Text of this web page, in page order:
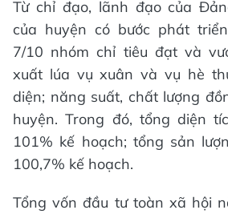
Từ chỉ đạo, lãnh đạo của
của huyện có bước phát
7/10 nhóm chỉ tiêu đạt và
xuất lúa vụ xuân và vụ hè
diện; năng suất, chất lượng
huyện. Trong đó, tổng diện
101% kế hoạch; tổng sản
100,7% kế hoạch.
Tổng vốn đầu tư toàn xã hội